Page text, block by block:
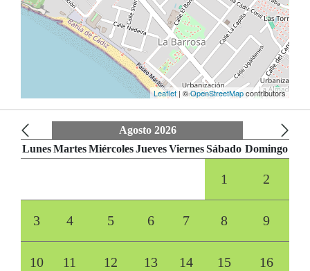
Leaflet | ©OpenStreetMapcontributors
Agosto 2026
Lunes Martes Miércoles Jueves Viernes Sábado Domingo
1 2
3 4 5 6 7 8 9
10 11 12 13 14 15 16